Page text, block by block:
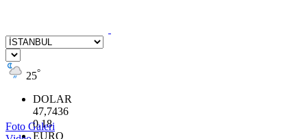
25°
DOLAR
47,7436
0.18
EURO
Foto Galeri